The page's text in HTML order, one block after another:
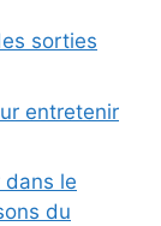
sorties
entretenir
le
du